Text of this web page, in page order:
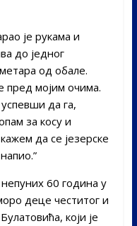
је рукама и
до једног
од обале.
пред мојим очима.
да га,
за косу и
да се језерске
60 година у
деце честитог и
који је